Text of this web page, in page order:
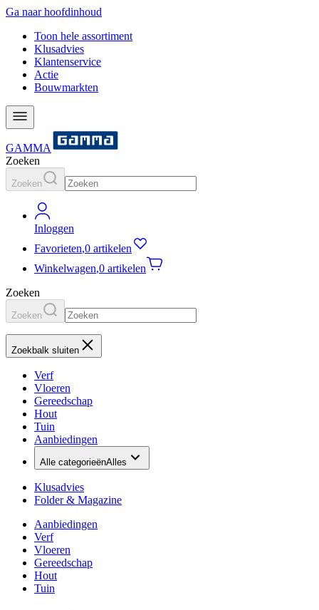
Ga naar hoofdinhoud
Toon hele assortiment
Klusadvies
Klantenservice
Actie
Bouwmarkten
GAMMA
Zoeken
Zoeken
Inloggen
Favorieten,0 artikelen
Winkelwagen,0 artikelen
Zoeken
Zoeken
Zoekbalk sluiten
Verf
Vloeren
Gereedschap
Hout
Tuin
Aanbiedingen
Alle categorieënAlles
Klusadvies
Folder & Magazine
Aanbiedingen
Verf
Vloeren
Gereedschap
Hout
Tuin